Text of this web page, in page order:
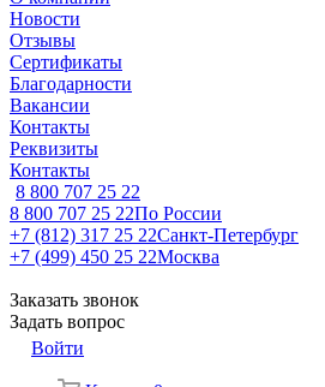
Новости
Отзывы
Сертификаты
Благодарности
Вакансии
Контакты
Реквизиты
Контакты
8 800 707 25 22
8 800 707 25 22По России
+7 (812) 317 25 22Санкт-Петербург
+7 (499) 450 25 22Москва
Заказать звонок
Задать вопрос
Войти